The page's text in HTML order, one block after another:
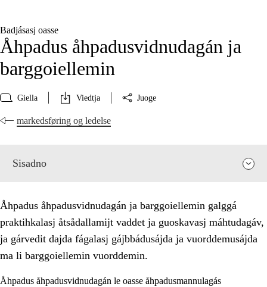
Badjásasj oasse
Åhpadus åhpadusvidnudagán ja
barggoiellemin
Giella Viedtja Juoge
markedsføring og ledelse
Sisadno
Åhpadus åhpadusvidnudagán ja barggoiellemin galggá
praktihkalasj åtsådallamijt vaddet ja guoskavasj máhtudagáv,
ja gárvedit dajda fágalasj gájbbádusájda ja vuorddemusájda
ma li barggoiellemin vuorddemin.
Åhpadus åhpadusvidnudagán le oasse åhpadusmannulagás